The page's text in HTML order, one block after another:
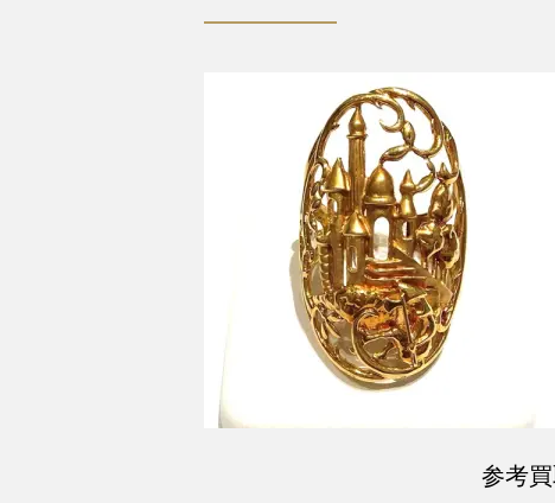
参考買